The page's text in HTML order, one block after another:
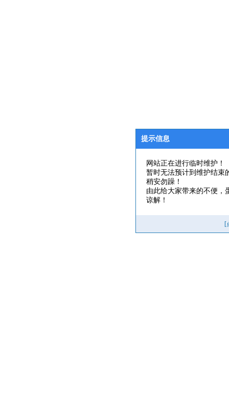
提示信息
网站正在进行临时维护！
暂时无法预计到维护结束
稍安勿躁！
由此给大家带来的不便，
谅解！
[